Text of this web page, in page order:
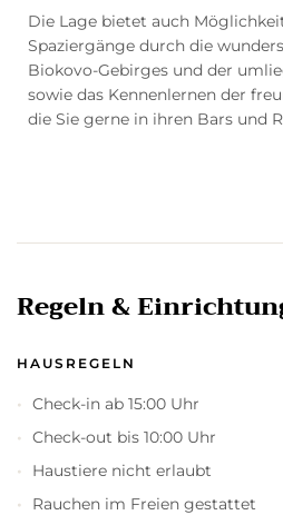
Die Lage bietet auch
Spaziergänge durch die
Biokovo-Gebirges und der
sowie das Kennenlernen der
die Sie gerne in ihren Bars und
Regeln &
HAUSREGELN
Check-in ab 15:00 Uhr
Check-out bis 10:00 Uhr
Haustiere nicht erlaubt
Rauchen im Freien gestattet